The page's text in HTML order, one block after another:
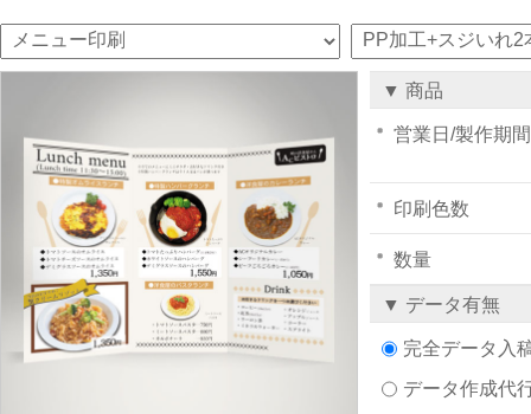
▼ 商品
営業日/製作期間
印刷色数
数量
▼ データ有無
完全データ入
データ作成代